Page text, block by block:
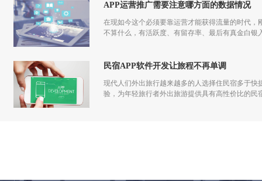
APP运营推广需要注意哪方面的数据情况
在现如今这个必须要靠运营才能获得流量的时代
不算什么，有活跃度、有留存率、最后有真金白
民宿APP软件开发让旅程不再单调
现代人们外出旅行越来越多的人选择住民宿多于快
验，为年轻旅行者外出旅游提供具有高性价比的民